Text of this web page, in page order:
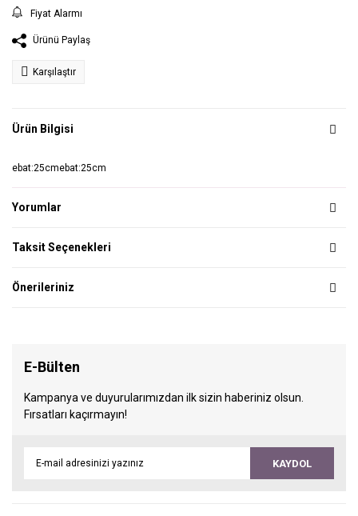
Fiyat Alarmı
Ürünü Paylaş
Karşılaştır
Ürün Bilgisi
ebat:25cmebat:25cm
Yorumlar
Taksit Seçenekleri
Önerileriniz
E-Bülten
Kampanya ve duyurularımızdan ilk sizin haberiniz olsun.
Fırsatları kaçırmayın!
KAYDOL